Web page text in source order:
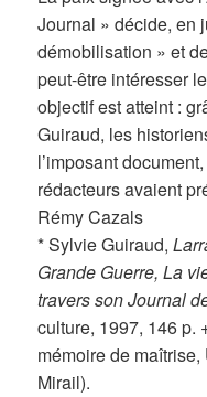
Journal » décide, en
démobilisation » et
peut-être intéresser
objectif est atteint :
Guiraud, les
l’imposant
rédacteurs avaient
Rémy Cazals
* Sylvie Guiraud,
Grande Guerre, La
travers son Journal
culture, 1997, 146 p.
mémoire de
Mirail).